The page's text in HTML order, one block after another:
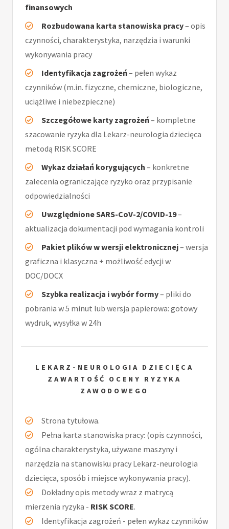
finansowych
Rozbudowana karta stanowiska pracy– opis
czynności, charakterystyka, narzędzia i warunki
wykonywania pracy
Identyfikacja zagrożeń– pełen wykaz
czynników (m.in. fizyczne, chemiczne, biologiczne,
uciążliwe i niebezpieczne)
Szczegółowe karty zagrożeń– kompletne
szacowanie ryzyka dla Lekarz-neurologia dziecięca
metodą RISK SCORE
Wykaz działań korygujących – konkretne
zalecenia ograniczające ryzyko oraz przypisanie
odpowiedzialności
Uwzględnione SARS-CoV-2/COVID-19–
aktualizacja dokumentacji pod wymagania kontroli
Pakiet plików w wersji elektronicznej– wersja
graficzna i klasyczna + możliwość edycji w
DOC/DOCX
Szybka realizacja i wybór formy– pliki do
pobrania w 5 minut lub wersja papierowa: gotowy
wydruk, wysyłka w 24h
LEKARZ-NEUROLOGIA DZIECIĘCA
ZAWARTOŚĆ OCENY RYZYKA
ZAWODOWEGO
Strona tytułowa.
Pełna karta stanowiska pracy: (opis czynności,
ogólna charakterystyka, używane maszyny i
narzędzia na stanowisku pracy Lekarz-neurologia
dziecięca, sposób i miejsce wykonywania pracy).
Dokładny opis metody wraz z matrycą
mierzenia ryzyka - RISK SCORE.
Identyfikacja zagrożeń - pełen wykaz czynników